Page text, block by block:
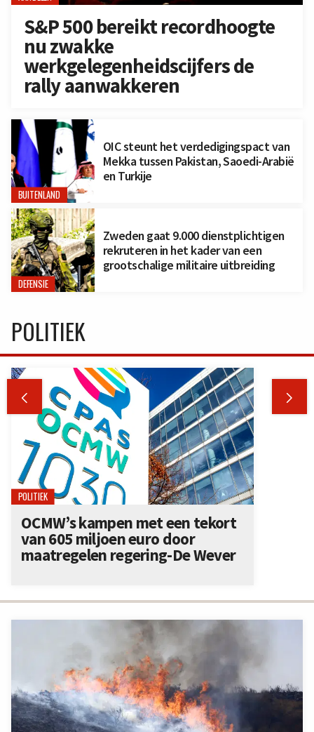
S&P 500 bereikt recordhoogte
nu zwakke
werkgelegenheidscijfers de
rally aanwakkeren
BUITENLAND
OIC steunt het verdedigingspact van
Mekka tussen Pakistan, Saoedi-Arabië
en Turkije
DEFENSIE
Zweden gaat 9.000 dienstplichtigen
rekruteren in het kader van een
grootschalige militaire uitbreiding
POLITIEK
 
POLITIEK
OCMW’s kampen met een tekort
van 605 miljoen euro door
maatregelen regering-De Wever